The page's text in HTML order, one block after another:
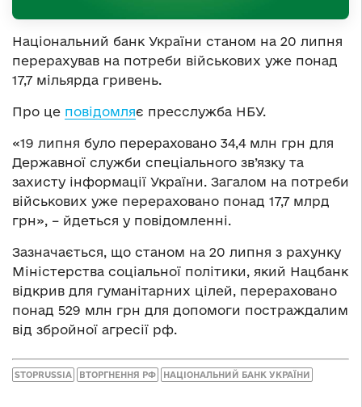
Національний банк України станом на 20 липня
перерахував на потреби військових уже понад
17,7 мільярда гривень.
Про це повідомляє пресслужба НБУ.
«19 липня було перераховано 34,4 млн грн для
Державної служби спеціального зв’язку та
захисту інформації України. Загалом на потреби
військових уже перераховано понад 17,7 млрд
грн», – йдеться у повідомленні.
Зазначається, що станом на 20 липня з рахунку
Міністерства соціальної політики, який Нацбанк
відкрив для гуманітарних цілей, перераховано
понад 529 млн грн для допомоги постраждалим
від збройної агресії рф.
STOPRUSSIA ВТОРГНЕННЯ РФ НАЦІОНАЛЬНИЙ БАНК УКРАЇНИ